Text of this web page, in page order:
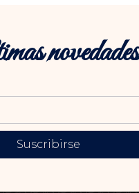
novedades
Suscribirse